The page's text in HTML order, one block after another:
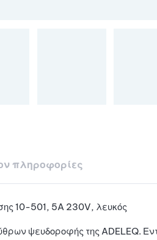
πληροφορίες
10-501, 5A 230V, λευκός
ψευδοροφής της ADELEQ.